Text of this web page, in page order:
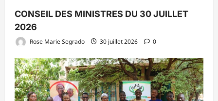
CONSEIL DES MINISTRES DU 30 JUILLET
2026
Rose Marie Segrado 30 juillet 2026 0